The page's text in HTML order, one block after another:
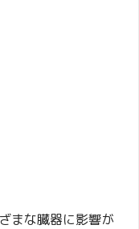
まな臓器に影響が